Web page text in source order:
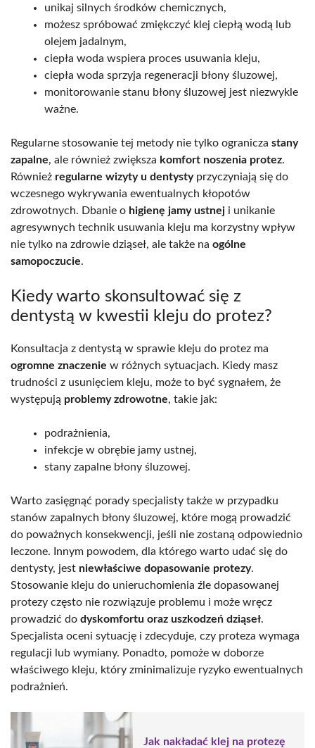
unikaj silnych środków chemicznych,
możesz spróbować zmiękczyć klej ciepłą wodą lub
olejem jadalnym,
ciepła woda wspiera proces usuwania kleju,
ciepła woda sprzyja regeneracji błony śluzowej,
monitorowanie stanu błony śluzowej jest niezwykle
ważne.
Regularne stosowanie tej metody nie tylko ogranicza stany
zapalne, ale również zwiększa komfort noszenia protez.
Również regularne wizyty u dentystyprzyczyniają się do
wczesnego wykrywania ewentualnych kłopotów
zdrowotnych. Dbanie o higienę jamy ustnej i unikanie
agresywnych technik usuwania kleju ma korzystny wpływ
nie tylko na zdrowie dziąseł, ale także na ogólne
samopoczucie.
Kiedy warto skonsultować się z
dentystą w kwestii kleju do protez?
Konsultacja z dentystą w sprawie kleju do protez ma
ogromne znaczenie w różnych sytuacjach. Kiedy masz
trudności z usunięciem kleju, może to być sygnałem, że
występują problemy zdrowotne, takie jak:
podrażnienia,
infekcje w obrębie jamy ustnej,
stany zapalne błony śluzowej.
Warto zasięgnąć porady specjalisty także w przypadku
stanów zapalnych błony śluzowej, które mogą prowadzić
do poważnych konsekwencji, jeśli nie zostaną odpowiednio
leczone. Innym powodem, dla którego warto udać się do
dentysty, jest niewłaściwe dopasowanie protezy.
Stosowanie kleju do unieruchomienia źle dopasowanej
protezy często nie rozwiązuje problemu i może wręcz
prowadzić do dyskomfortu oraz uszkodzeń dziąseł.
Specjalista oceni sytuację i zdecyduje, czy proteza wymaga
regulacji lub wymiany. Ponadto, pomoże w doborze
właściwego kleju, który zminimalizuje ryzyko ewentualnych
podrażnień.
Jak nakładać klej na protezę